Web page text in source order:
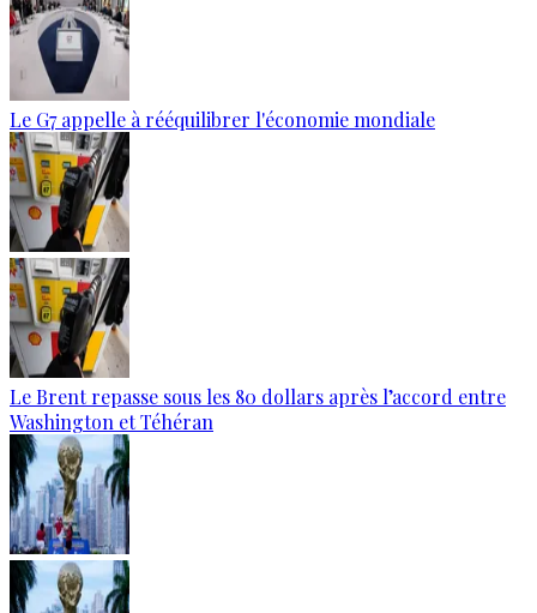
Le G7 appelle à rééquilibrer l'économie mondiale
Le Brent repasse sous les 80 dollars après l’accord entre
Washington et Téhéran